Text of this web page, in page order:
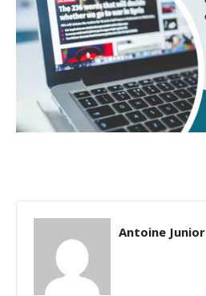
Antoine Junior